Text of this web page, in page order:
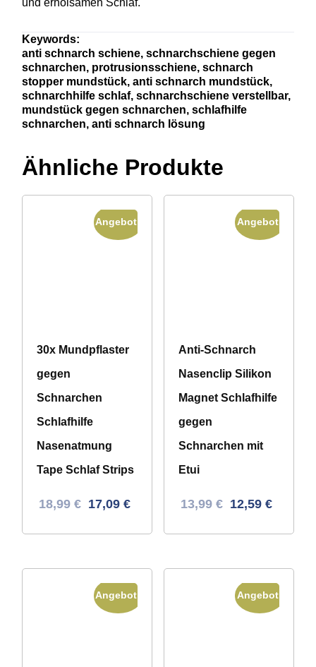
und erholsamen Schlaf.
Keywords:
anti schnarch schiene, schnarchschiene gegen
schnarchen, protrusionsschiene, schnarch
stopper mundstück, anti schnarch mundstück,
schnarchhilfe schlaf, schnarchschiene verstellbar,
mundstück gegen schnarchen, schlafhilfe
schnarchen, anti schnarch lösung
Ähnliche Produkte
Angebot!
30x Mundpflaster
gegen
Schnarchen
Schlafhilfe
Nasenatmung
Tape Schlaf Strips
Ursprünglicher
18,99 € Aktueller
17,09 €
Angebot!
Anti-Schnarch
Nasenclip Silikon
Magnet Schlafhilfe
gegen
Schnarchen mit
Etui
Ursprünglicher
13,99 € Aktueller
12,59 €
Angebot! Angebot!